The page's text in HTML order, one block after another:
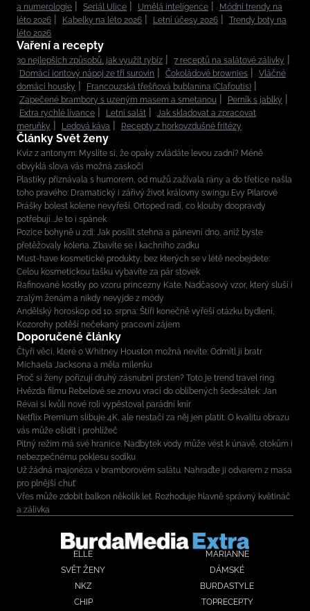
a numerologie
Seriál Ulice Umělá inteligence
Módní trendy na
léto 2026
Kabelky na léto 2026 Letní účesy 2026
Trendy boty na
léto 2026
Vaření a recepty
30 nejlepších způsobů, jak využít rybíz
7 receptů na salátové zálivky
Domácí iontový nápoj ze tří surovin
Čokoládové brownies
Vláčné
domácí housky
Francouzská třešňová bublanina (Clafoutis)
Zapečené brambory s uzeným masem a smetanou
Perník s jablky
Extra rychlé lívance
Letní salát
Jak skladovat a zpracovat
meruňky
Ledová káva Recepty z horkovzdušné fritézy
Články Svět ženy
Kvíz z antonym: Myslíte si, že opaky zvládáte levou zadní? Méně
obvyklá slova vás možná zaskočí
Plastiky přiznávala s humorem, od mužů zažívala rány a do třetice našla
toho pravého: Dramatický i zářivý život královny swingu Evy Pilarové
Prášky bolest kolene nevyřeší. Ortoped radí, co klouby doopravdy
potřebují. Je to i spánek
Pozice bohyně u zdi: Jak posílit stehna a pánevní dno, aniž byste
přetěžovaly kolena. Zbavíte se i kachního zadku
Must-have kosmetické produkty, bez kterých se v létě neobejdete:
Celou kosmetickou tašku vybavíte za pár stovek
Rafinované kostky po vzoru princezny Kate. Nadčasový vzor, který sluší i
zralým ženám a nikdy nevyjde z módy
Andělský horoskop od 10. srpna: Štíři konečně vyřeší otázku bydlení,
Kozorohy potěší nečekaný pracovní zájem
Doporučené články
Čtyři věci, které o Whitney Houston možná nevíte: Odmítl ji bratr
Michaela Jacksona a měla milenku
Proč si ženy pořizují druhý zásnubní prsten? Toto je trend travel ring
Hvězda filmu Rebelové se znovu vrací do oblíbených šedesátek: Jan
Révai si kvůli nové roli vypěstoval parádní knír
Netflix Premium slibuje 4K, ale nestačí za něj jen platit. O kvalitu obrazu
vás může ošidit i prohlížeč
Pitný režim má své hranice. Nadbytek vody může vést k únavě, otokům i
nebezpečnému poklesu sodíku
Už žádná majonéza v bramborovém salátu. Nahraďte ji odvarem z masa
pro plnější chuť
Vřes může zdobit balkon několik let. Rozhoduje hlavně správný květináč
a zálivka
ELLE
MARIANNE
SVĚT ŽENY
DÁMSKÉ
NKZ
BURDASTYLE
CHIP
TOPRECEPTY